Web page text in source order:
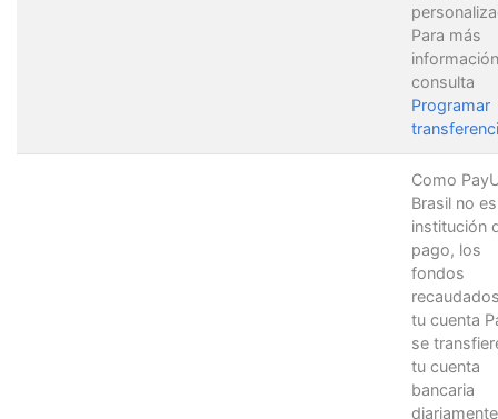
Para más
consulta
Programar
Como
Brasil no
institución
pago, los
fondos
tu cuenta
se
tu cuenta
bancaria